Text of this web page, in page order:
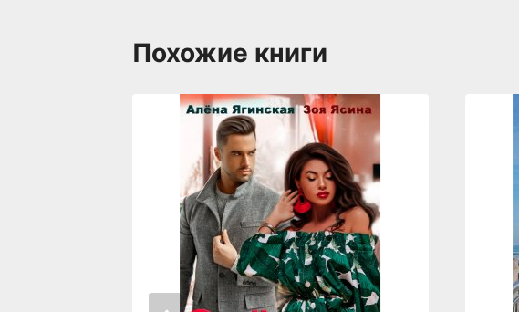
Похожие книги